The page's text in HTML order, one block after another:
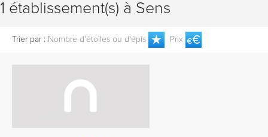
1 établissement(s) à Sens
Trier par : Nombre d'étoiles ou d'épis Prix